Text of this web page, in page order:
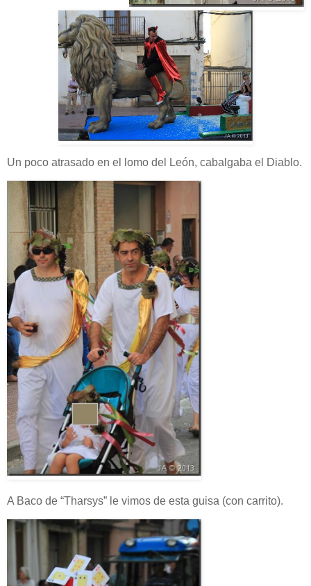
Un poco atrasado en el lomo del León, cabalgaba el Diablo.
A Baco de “Tharsys” le vimos de esta guisa (con carrito).